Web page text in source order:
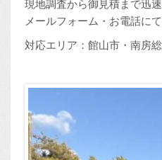
現地調査から御見積まで迅
メールフォーム・お電話に
対応エリア：館山市・南房